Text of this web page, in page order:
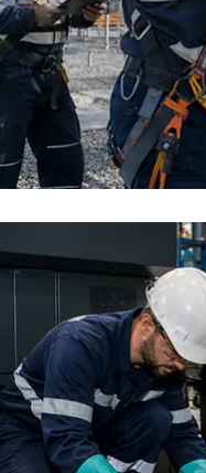
消防救援过程中，施救
境。在此环境中作业，
依照您的实际使用场所
以联系我司销售经理。